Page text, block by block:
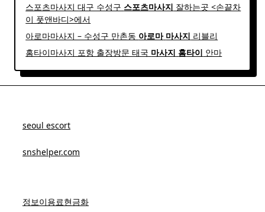
스포츠마사지 대구 수성구 스포츠마사지 잘하는곳 <손끝차
이 풋앤바디>에서
아로마마사지 – 수성구 만촌동 아로마 마사지 리블리
홈타이마사지 포항 출장방문 태국 마사지 홈타이 안마​
seoul escort
snshelper.com
정보이용료현금화